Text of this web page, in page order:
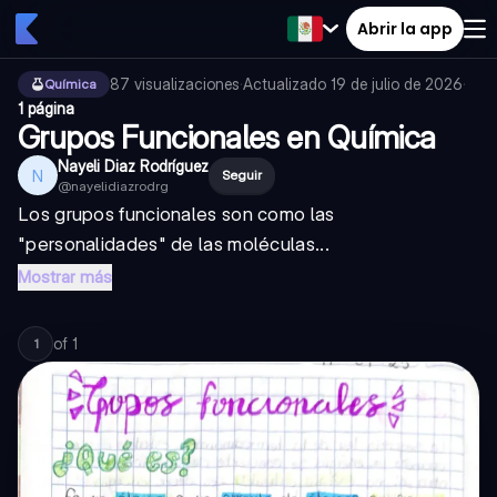
Abrir la app
Química 87 visualizaciones·Actualizado 19 de julio de 2026·
1 página
Grupos Funcionales en Química
N Nayeli Diaz Rodríguez
@nayelidiazrodrg
Seguir
Los grupos funcionales son como las
"personalidades" de las moléculas...
Mostrar más
1 of 1